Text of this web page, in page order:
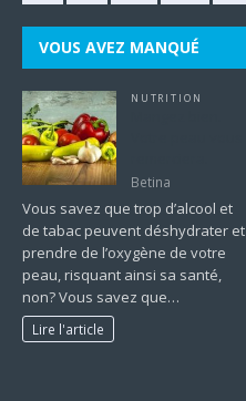
VOUS AVEZ MANQUÉ
NUTRITION
Betina
Vous savez que trop d’alcool et
de tabac peuvent déshydrater et
prendre de l’oxygène de votre
peau, risquant ainsi sa santé,
non? Vous savez que…
Lire l'article